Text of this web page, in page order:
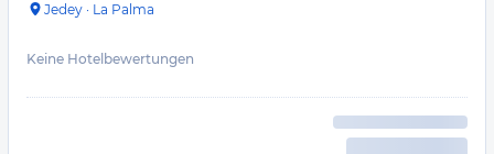
Jedey · La Palma
Keine Hotelbewertungen